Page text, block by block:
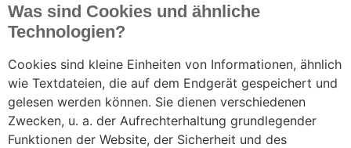
Was sind Cookies und ähnliche
Technologien?
Cookies sind kleine Einheiten von Informationen, ähnlich
wie Textdateien, die auf dem Endgerät gespeichert und
gelesen werden können. Sie dienen verschiedenen
Zwecken, u. a. der Aufrechterhaltung grundlegender
Funktionen der Website, der Sicherheit und des